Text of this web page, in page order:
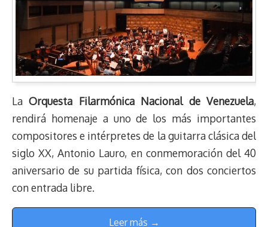
LaOrquesta Filarmónica Nacional de Venezuela,
rendirá homenaje a uno de los más importantes
compositores e intérpretes de la guitarra clásica del
siglo XX, Antonio Lauro, en conmemoración del 40
aniversario de su partida física, con dos conciertos
con entrada libre.
Leer más →